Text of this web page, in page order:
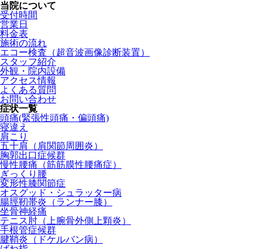
当院について
受付時間
営業日
料金表
施術の流れ
エコー検査（超音波画像診断装置）
スタッフ紹介
外観・院内設備
アクセス情報
よくある質問
お問い合わせ
症状一覧
頭痛(緊張性頭痛・偏頭痛)
寝違え
肩こり
五十肩（肩関節周囲炎）
胸郭出口症候群
慢性腰痛（筋筋膜性腰痛症）
ぎっくり腰
変形性膝関節症
オスグッド・シュラッター病
腸脛靭帯炎（ランナー膝）
坐骨神経痛
テニス肘（上腕骨外側上顆炎）
手根管症候群
腱鞘炎（ドケルバン病）